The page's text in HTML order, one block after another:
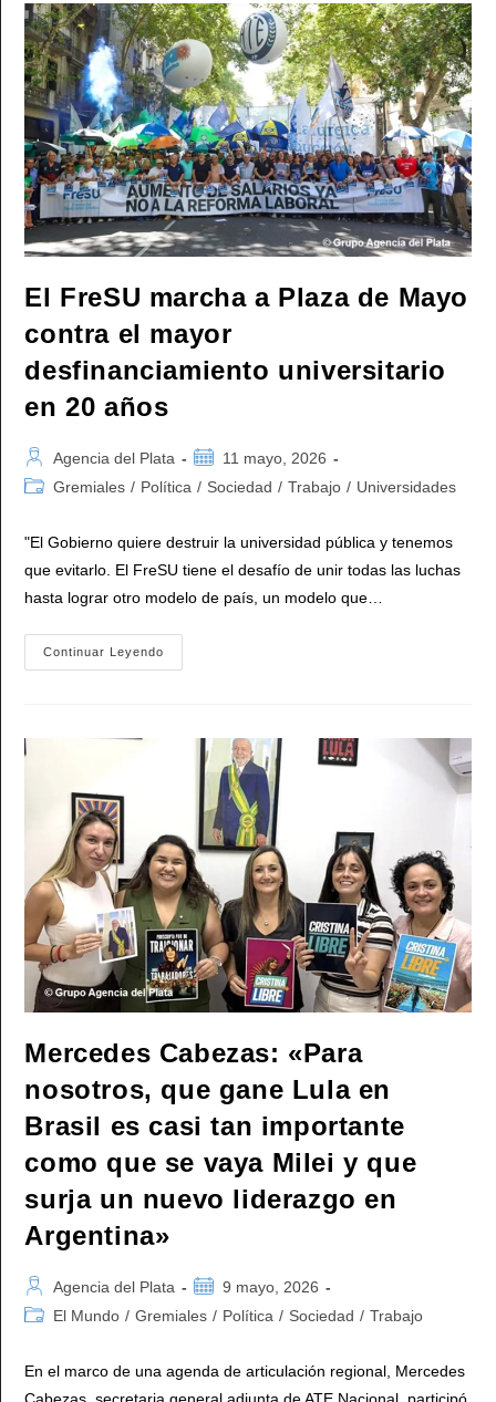
De
Lucha
Federal:
«Inicio
De
Un
Plan
De
Movilizaciones
Que
Al
Pueblo
Lo
Ponga
En
La
Calle»
El FreSU marcha a Plaza de Mayo
contra el mayor
desfinanciamiento universitario
en 20 años
Autor
de
Agencia del Plata
Publicación
de
11 mayo, 2026
Categoría
Gremiales / Política / Sociedad / Trabajo / Universidades
"El Gobierno quiere destruir la universidad pública y tenemos
que evitarlo. El FreSU tiene el desafío de unir todas las luchas
hasta lograr otro modelo de país, un modelo que…
Continuar Leyendo
FreSU
Mayo
Contra
Mayor
Desfinanciamiento
Universitario
En
20
Años
Mercedes Cabezas: «Para
nosotros, que gane Lula en
Brasil es casi tan importante
como que se vaya Milei y que
surja un nuevo liderazgo en
Argentina»
Autor
de
Agencia del Plata
Publicación
9 mayo, 2026
Categoría
El Mundo / Gremiales / Política / Sociedad / Trabajo
En el marco de una agenda de articulación regional, Mercedes
Cabezas, secretaria general adjunta de ATE Nacional, participó